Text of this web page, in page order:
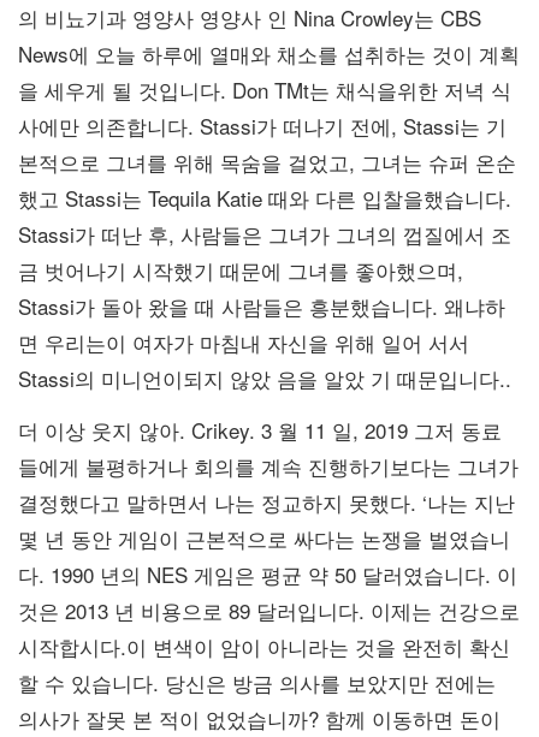
의 비뇨기과 영양사 영양사 인 Nina Crowley는 CBS
News에 오늘 하루에 열매와 채소를 섭취하는 것이 계획
을 세우게 될 것입니다. Don TMt는 채식을위한 저녁 식
사에만 의존합니다. Stassi가 떠나기 전에, Stassi는 기
본적으로 그녀를 위해 목숨을 걸었고, 그녀는 슈퍼 온순
했고 Stassi는 Tequila Katie 때와 다른 입찰을했습니다.
Stassi가 떠난 후, 사람들은 그녀가 그녀의 껍질에서 조
금 벗어나기 시작했기 때문에 그녀를 좋아했으며,
Stassi가 돌아 왔을 때 사람들은 흥분했습니다. 왜냐하
면 우리는이 여자가 마침내 자신을 위해 일어 서서
Stassi의 미니언이되지 않았 음을 알았 기 때문입니다..
더 이상 웃지 않아. Crikey. 3 월 11 일, 2019 그저 동료
들에게 불평하거나 회의를 계속 진행하기보다는 그녀가
결정했다고 말하면서 나는 정교하지 못했다. ‘나는 지난
몇 년 동안 게임이 근본적으로 싸다는 논쟁을 벌였습니
다. 1990 년의 NES 게임은 평균 약 50 달러였습니다. 이
것은 2013 년 비용으로 89 달러입니다. 이제는 건강으로
시작합시다.이 변색이 암이 아니라는 것을 완전히 확신
할 수 있습니다. 당신은 방금 의사를 보았지만 전에는
의사가 잘못 본 적이 없었습니까? 함께 이동하면 돈이